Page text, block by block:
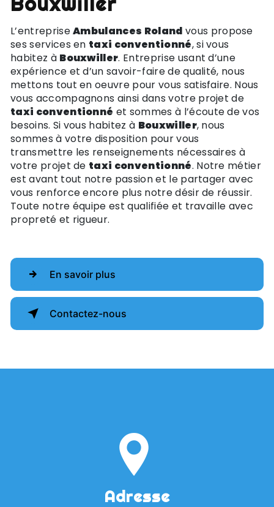
L’entrepriseAmbulances Roland vous propose
ses services en taxi conventionné, si vous
habitez à Bouxwiller. Entreprise usant d’une
expérience et d’un savoir-faire de qualité, nous
mettons tout en oeuvre pour vous satisfaire. Nous
vous accompagnons ainsi dans votre projet de
taxi conventionné et sommes à l’écoute de vos
besoins. Si vous habitez à Bouxwiller, nous
sommes à votre disposition pour vous
transmettre les renseignements nécessaires à
votre projet de taxi conventionné. Notre métier
est avant tout notre passion et le partager avec
vous renforce encore plus notre désir de réussir.
Toute notre équipe est qualifiée et travaille avec
propreté et rigueur.
En savoir plus
Contactez-nous
Adresse